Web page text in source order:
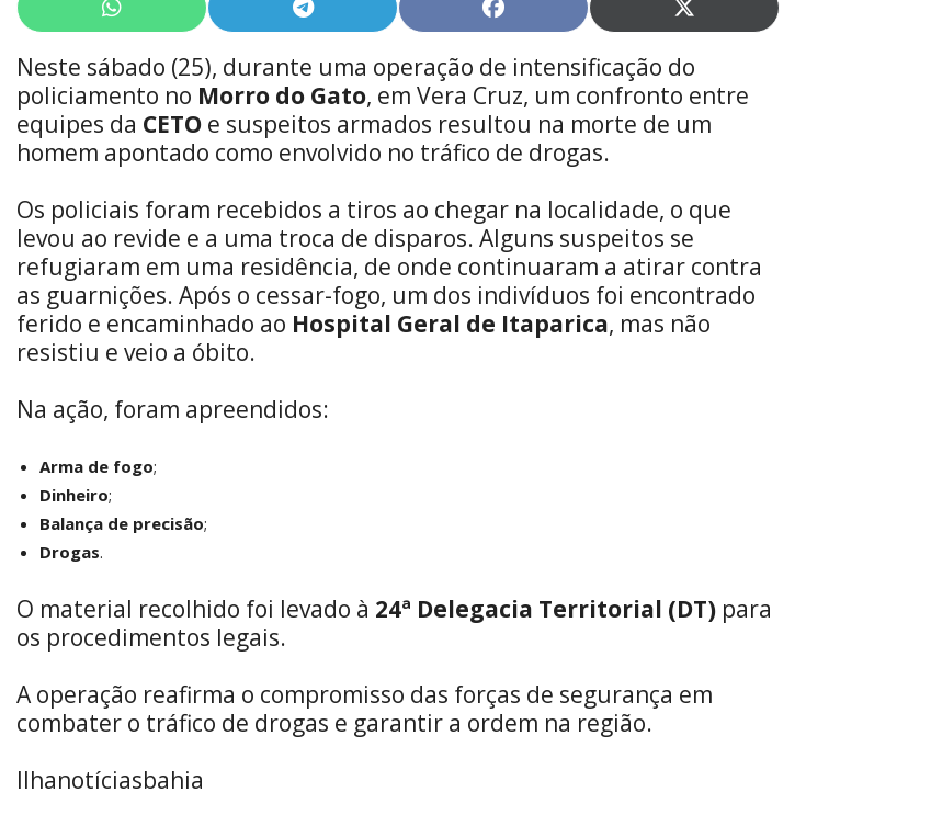
Share
on
WhatsApp
Share
on
Telegram
Share
on
Facebook
Share
on
X
(Twitter)
Neste sábado (25), durante uma operação de intensificação do
policiamento no Morro do Gato, em Vera Cruz, um confronto entre
equipes da CETO e suspeitos armados resultou na morte de um
homem apontado como envolvido no tráfico de drogas.
Os policiais foram recebidos a tiros ao chegar na localidade, o que
levou ao revide e a uma troca de disparos. Alguns suspeitos se
refugiaram em uma residência, de onde continuaram a atirar contra
as guarnições. Após o cessar-fogo, um dos indivíduos foi encontrado
ferido e encaminhado ao Hospital Geral de Itaparica, mas não
resistiu e veio a óbito.
Na ação, foram apreendidos:
Arma de fogo;
Dinheiro;
Balança de precisão;
Drogas.
O material recolhido foi levado à 24ª Delegacia Territorial (DT) para
os procedimentos legais.
A operação reafirma o compromisso das forças de segurança em
combater o tráfico de drogas e garantir a ordem na região.
Ilhanotíciasbahia